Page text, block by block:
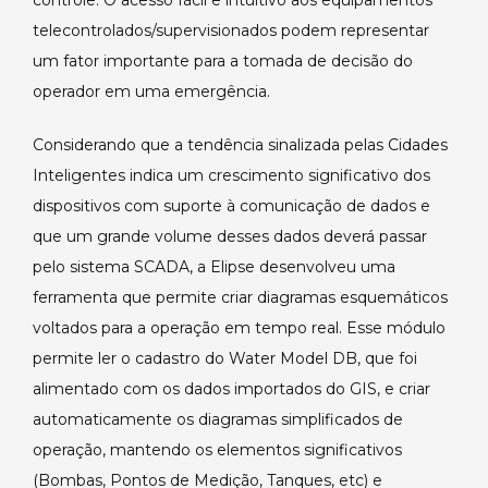
telecontrolados/supervisionados podem representar
um fator importante para a tomada de decisão do
operador em uma emergência.
Considerando que a tendência sinalizada pelas Cidades
Inteligentes indica um crescimento significativo dos
dispositivos com suporte à comunicação de dados e
que um grande volume desses dados deverá passar
pelo sistema SCADA, a Elipse desenvolveu uma
ferramenta que permite criar diagramas esquemáticos
voltados para a operação em tempo real. Esse módulo
permite ler o cadastro do Water Model DB, que foi
alimentado com os dados importados do GIS, e criar
automaticamente os diagramas simplificados de
operação, mantendo os elementos significativos
(Bombas, Pontos de Medição, Tanques, etc) e